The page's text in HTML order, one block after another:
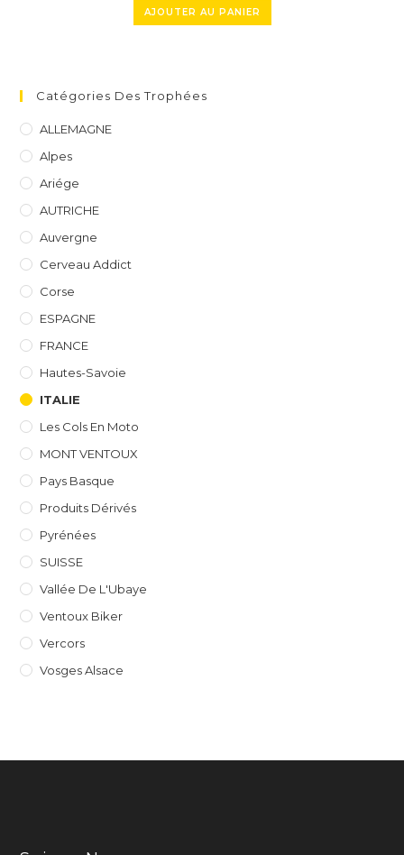
AJOUTER AU PANIER
Catégories Des Trophées
ALLEMAGNE
Alpes
Ariége
AUTRICHE
Auvergne
Cerveau Addict
Corse
ESPAGNE
FRANCE
Hautes-Savoie
ITALIE
Les Cols En Moto
MONT VENTOUX
Pays Basque
Produits Dérivés
Pyrénées
SUISSE
Vallée De L'Ubaye
Ventoux Biker
Vercors
Vosges Alsace